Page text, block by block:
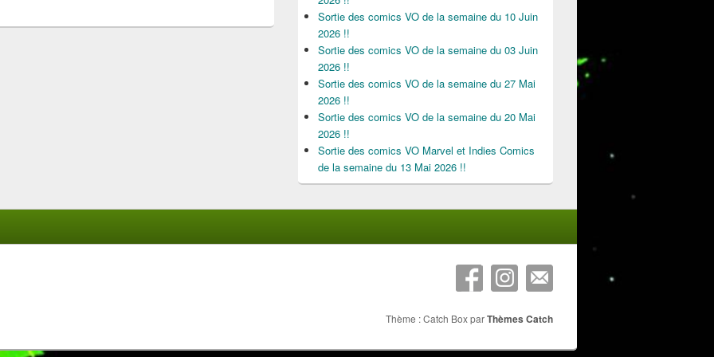
Sortie des comics VO de la semaine du 10 Juin
2026 !!
Sortie des comics VO de la semaine du 03 Juin
2026 !!
Sortie des comics VO de la semaine du 27 Mai
2026 !!
Sortie des comics VO de la semaine du 20 Mai
2026 !!
Sortie des comics VO Marvel et Indies Comics
de la semaine du 13 Mai 2026 !!
Thème : Catch Box parThèmes Catch